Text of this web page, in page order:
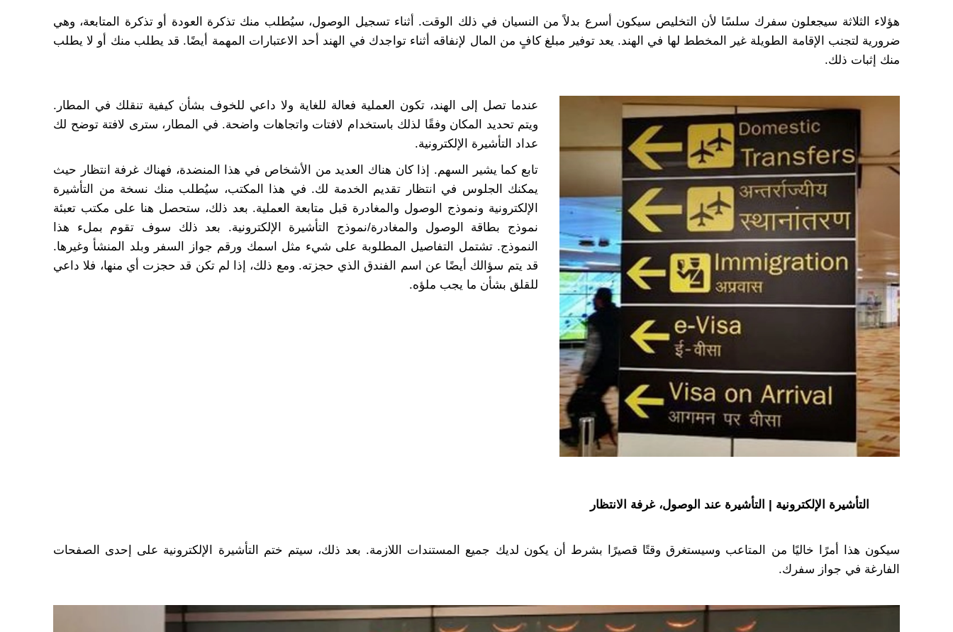
هؤلاء الثلاثة سيجعلون سفرك سلسًا لأن التخليص سيكون أسرع بدلاً من النسيان في ذلك الوقت. أثناء تسجيل الوصول، سيُطلب منك تذكرة العودة أو تذكرة المتابعة، وهي
ضرورية لتجنب الإقامة الطويلة غير المخطط لها في الهند. يعد توفير مبلغ كافٍ من المال لإنفاقه أثناء تواجدك في الهند أحد الاعتبارات المهمة أيضًا. قد يطلب منك أو لا يطلب
منك إثبات ذلك.
عندما تصل إلى الهند، تكون العملية فعالة للغاية ولا داعي للخوف بشأن كيفية تنقلك في المطار.
ويتم تحديد المكان وفقًا لذلك باستخدام لافتات واتجاهات واضحة. في المطار، سترى لافتة توضح لك
عداد التأشيرة الإلكترونية.
تابع كما يشير السهم. إذا كان هناك العديد من الأشخاص في هذا المنضدة، فهناك غرفة انتظار حيث
يمكنك الجلوس في انتظار تقديم الخدمة لك. في هذا المكتب، سيُطلب منك نسخة من التأشيرة
الإلكترونية ونموذج الوصول والمغادرة قبل متابعة العملية. بعد ذلك، ستحصل هنا على مكتب تعبئة
نموذج بطاقة الوصول والمغادرة/نموذج التأشيرة الإلكترونية. بعد ذلك سوف تقوم بملء هذا
النموذج. تشتمل التفاصيل المطلوبة على شيء مثل اسمك ورقم جواز السفر وبلد المنشأ وغيرها.
قد يتم سؤالك أيضًا عن اسم الفندق الذي حجزته. ومع ذلك، إذا لم تكن قد حجزت أي منها، فلا داعي
للقلق بشأن ما يجب ملؤه.
التأشيرة الإلكترونية | التأشيرة عند الوصول، غرفة الانتظار
سيكون هذا أمرًا خاليًا من المتاعب وسيستغرق وقتًا قصيرًا بشرط أن يكون لديك جميع المستندات اللازمة. بعد ذلك، سيتم ختم التأشيرة الإلكترونية على إحدى الصفحات
الفارغة في جواز سفرك.